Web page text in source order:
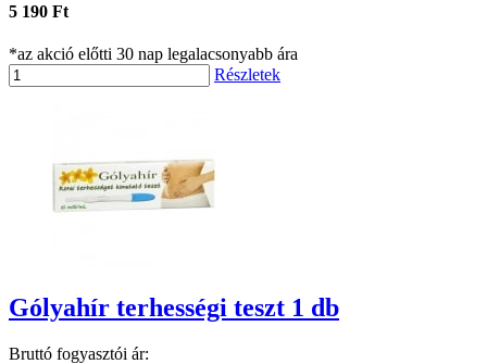
5 190 Ft
*az akció előtti 30 nap legalacsonyabb ára
Részletek
Gólyahír terhességi teszt 1 db
Bruttó fogyasztói ár: